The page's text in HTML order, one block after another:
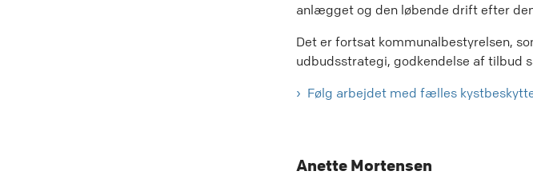
anlægget og den løbende drift efter
Det er fortsat kommunalbestyrelsen,
udbudsstrategi, godkendelse af tilbud
Følg arbejdet med fælles
Anette Mortensen